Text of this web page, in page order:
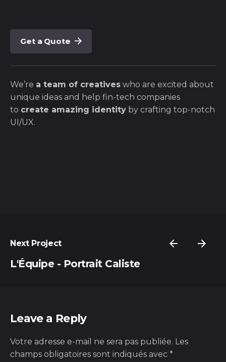
Get a Quote
We’re a team of creatives who are excited about
unique ideas and help fin-tech companies
to create amazing identity by crafting top-notch
UI/UX.
Next Project
L'Équipe - Portrait Caliste
Leave a Reply
Votre adresse e-mail ne sera pas publiée. Les
champs obligatoires sont indiqués avec *